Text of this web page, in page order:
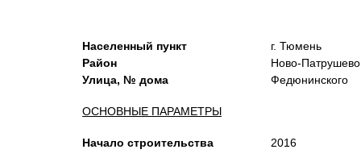
Населенный пункт
Район
Улица, № дома
ОСНОВНЫЕ ПАРАМЕТРЫ
Начало строительства
г. Тюмень
Ново-Патрушево
Федюнинского
2016